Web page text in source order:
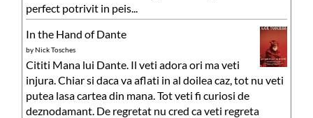
perfect potrivit in peis...
In the Hand of Dante
byNick Tosches
Cititi Mana lui Dante. Il veti adora ori ma veti
injura. Chiar si daca va aflati in al doilea caz, tot nu veti
putea lasa cartea din mana. Tot veti fi curiosi de
deznodamant. De regretat nu cred ca veti regreta